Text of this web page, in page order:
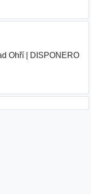
Ohří
DISPONERO